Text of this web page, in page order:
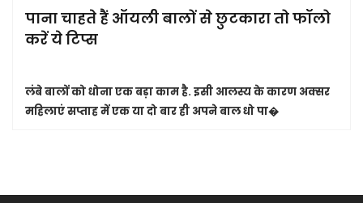
पाना चाहते हैं ऑयली बालों से छुटकारा तो फॉलो
करें ये टिप्स
लंबे बालों को धोना एक बड़ा काम है. इसी आलस्य के कारण अक्सर
महिलाएं सप्ताह में एक या दो बार ही अपने बाल धो पा�